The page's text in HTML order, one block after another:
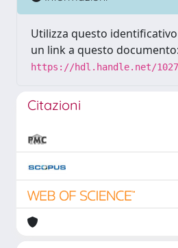
Utilizza questo
un link a questo documento:
https://hdl.handle.net/
Citazioni